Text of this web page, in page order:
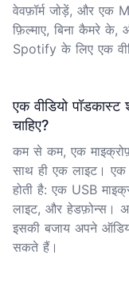
वेवफ़ॉर्म जोड़ें, और एक
फ़िल्माए, बिना कैमरे
Spotify के लिए एक
एक वीडियो
चाहिए?
कम से कम, एक
साथ ही एक लाइट।
होती है: एक USB
लाइट, और हेडफ़ोन्स।
इसकी बजाय अपने
सकते हैं।